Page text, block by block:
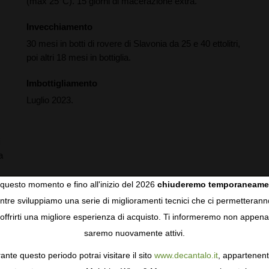
Invecchiamento
30 mesi in botti di rovere di Slavonia da 25 e 40 ettolitri,
poi altri 18 mesi in bottiglia.
Imbottigliamento
Luglio 2023.
COOKIES
come i cookie per personalizzare e mejorar la tua
sulla privacy
per saperne di più, o gestisci le tue
Consenso.
momento e fino all'inizio del 2026 chiuderemo
sviluppiamo una serie di miglioramenti tecnici che ci
offrirti una migliore esperienza di acquisto. Ti informeremo non appena
saremo nuovamente attivi.
questo periodo potrai visitare il sito www.decantalo.it,